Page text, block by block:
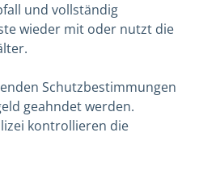
und vollständig
wieder mit oder nutzt die
Schutzbestimmungen
geahndet werden.
kontrollieren die